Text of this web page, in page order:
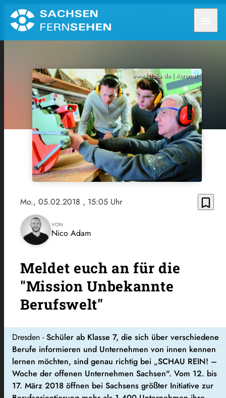
www.fotolia.de | Auremar
Mo., 05.02.2018 , 15:05 Uhr bookmark_border
VON
Nico Adam
Meldet euch an für die
"Mission Unbekannte
Berufswelt"
Dresden -Schüler ab Klasse 7, die sich über verschiedene
Berufe informieren und Unternehmen von innen kennen
lernen möchten, sind genau richtig bei „SCHAU REIN! –
Woche der offenen Unternehmen Sachsen". Vom 12. bis
17. März 2018 öffnen bei Sachsens größter Initiative zur